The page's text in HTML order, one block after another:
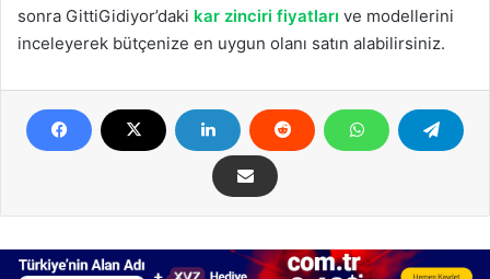
sonra GittiGidiyor’daki kar zinciri fiyatları ve modellerini
inceleyerek bütçenize en uygun olanı satın alabilirsiniz.